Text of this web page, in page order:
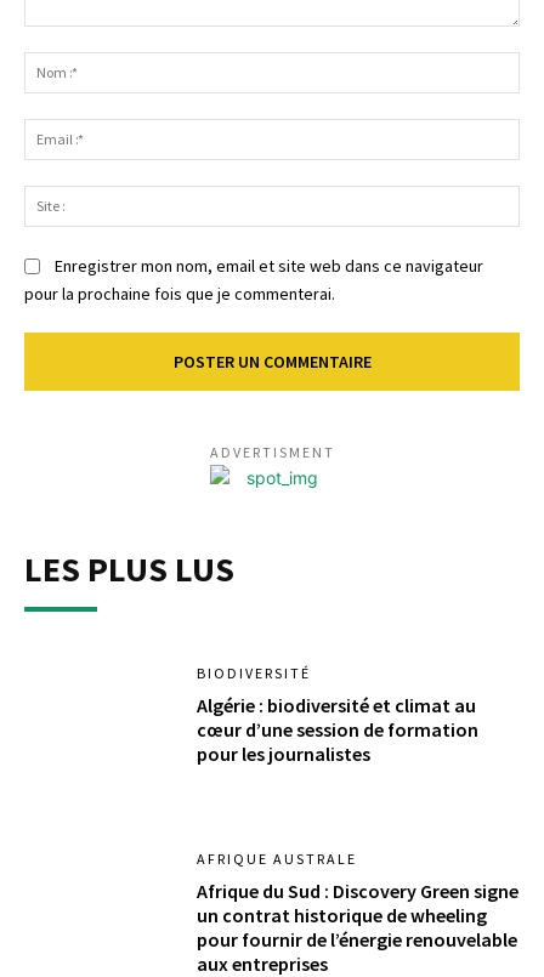
:*
:*
:
Enregistrer mon nom, email et site web dans ce navigateur
pour la prochaine fois que je commenterai.
ADVERTISMENT
LES PLUS LUS
BIODIVERSITÉ
Algérie : biodiversité et climat au
cœur d’une session de formation
pour les journalistes
AFRIQUE AUSTRALE
Afrique du Sud : Discovery Green signe
un contrat historique de wheeling
pour fournir de l’énergie renouvelable
aux entreprises